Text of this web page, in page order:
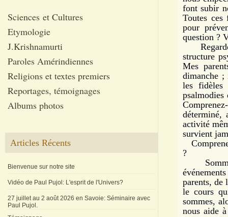
Sciences et Cultures
Etymologie
J.Krishnamurti
Paroles Amérindiennes
Religions et textes premiers
Reportages, témoignages
Albums photos
Articles Récents
Bienvenue sur notre site
Vidéo de Paul Pujol: L'esprit de l'Univers?
27 juillet au 2 août 2026 en Savoie: Séminaire avec
Paul Pujol.
font subir
Toutes
pour
question ?
structure
Mes
dimanche ;
les fidèles
déterminé,
activité
survient
?
parents, de
le cours
sommes,
nous aide